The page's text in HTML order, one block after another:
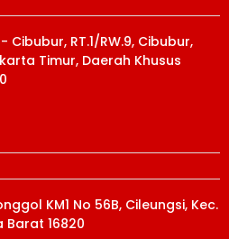
Cibubur, RT.1/RW.9, Cibubur,
Timur, Daerah Khusus
KM1 No 56B, Cileungsi, Kec.
16820